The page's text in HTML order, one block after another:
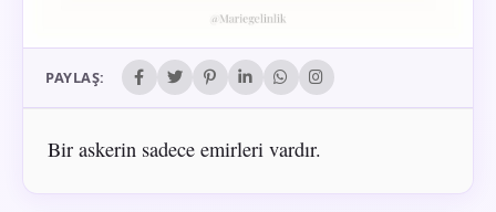
PAYLAŞ:
Bir askerin sadece emirleri vardır.